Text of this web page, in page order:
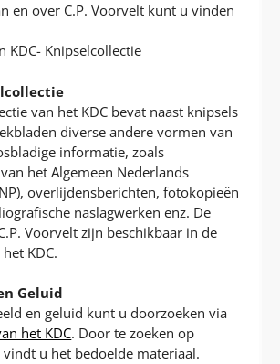
en over C.P. Voorvelt kunt u vinden
KDC- Knipselcollectie
van het KDC bevat naast knipsels
diverse andere vormen van
informatie, zoals
het Algemeen Nederlands
overlijdensberichten, fotokopieën
naslagwerken enz. De
Voorvelt zijn beschikbaar in de
KDC.
Geluid
en geluid kunt u doorzoeken via
het KDC. Door te zoeken op
vindt u het bedoelde materiaal.